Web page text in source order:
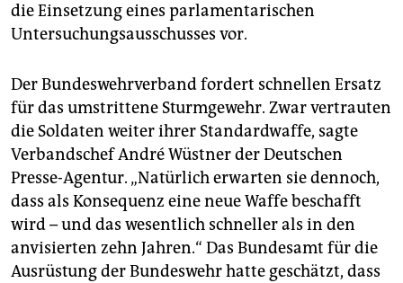
die Einsetzung eines parlamentarischen
Untersuchungsausschusses vor.
Der Bundeswehrverband fordert schnellen Ersatz
für das umstrittene Sturmgewehr. Zwar vertrauten
die Soldaten weiter ihrer Standardwaffe, sagte
Verbandschef André Wüstner der Deutschen
Presse-Agentur. „Natürlich erwarten sie dennoch,
dass als Konsequenz eine neue Waffe beschafft
wird – und das wesentlich schneller als in den
anvisierten zehn Jahren.“ Das Bundesamt für die
Ausrüstung der Bundeswehr hatte geschätzt, dass